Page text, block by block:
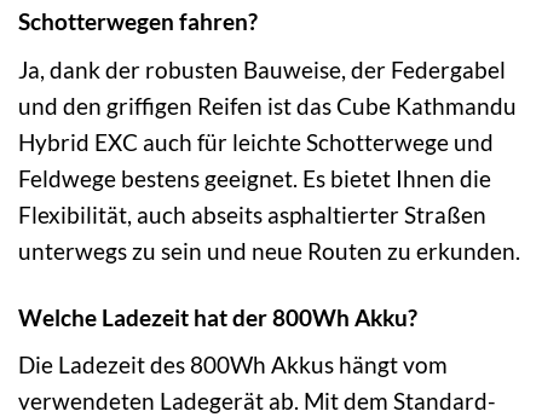
Schotterwegen fahren?
Ja, dank der robusten Bauweise, der Federgabel
und den griffigen Reifen ist das Cube Kathmandu
Hybrid EXC auch für leichte Schotterwege und
Feldwege bestens geeignet. Es bietet Ihnen die
Flexibilität, auch abseits asphaltierter Straßen
unterwegs zu sein und neue Routen zu erkunden.
Welche Ladezeit hat der 800Wh Akku?
Die Ladezeit des 800Wh Akkus hängt vom
verwendeten Ladegerät ab. Mit dem Standard-